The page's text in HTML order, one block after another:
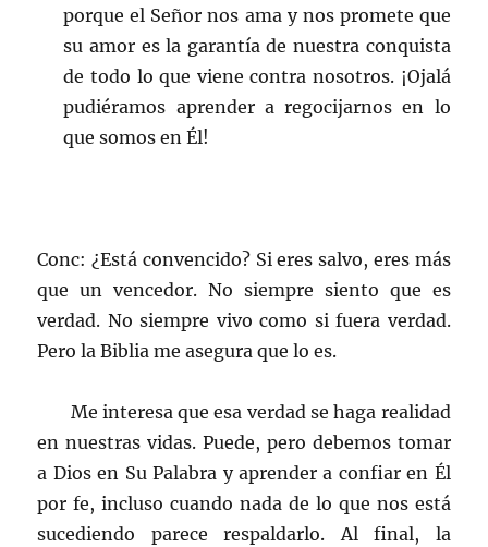
porque el Señor nos ama y nos promete que
su amor es la garantía de nuestra conquista
de todo lo que viene contra nosotros. ¡Ojalá
pudiéramos aprender a regocijarnos en lo
que somos en Él!
Conc: ¿Está convencido? Si eres salvo, eres más
que un vencedor. No siempre siento que es
verdad. No siempre vivo como si fuera verdad.
Pero la Biblia me asegura que lo es.
Me interesa que esa verdad se haga realidad
en nuestras vidas. Puede, pero debemos tomar
a Dios en Su Palabra y aprender a confiar en Él
por fe, incluso cuando nada de lo que nos está
sucediendo parece respaldarlo. Al final, la